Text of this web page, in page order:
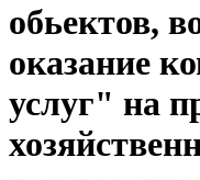
обьектов,
оказание
услуг" на